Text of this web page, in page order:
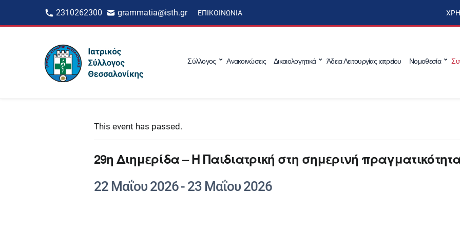
2310262300 grammatia@isth.gr ΕΠΙΚΟΙΝΩΝΊΑ
Σύλλογος Ανακοινώσεις Δικαιολογητικά Άδεια Λειτουργίας ιατρείου Νομοθεσία
This event has passed.
29η Διημερίδα – Η Παιδιατρική στη σημερινή
22 Μαΐου 2026- 23 Μαΐου 2026